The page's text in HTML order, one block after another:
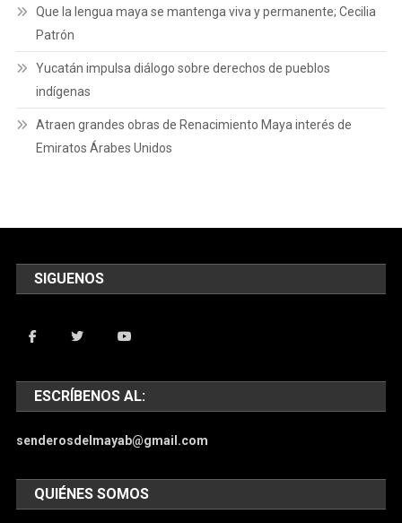
Que la lengua maya se mantenga viva y permanente; Cecilia
Patrón
Yucatán impulsa diálogo sobre derechos de pueblos
indígenas
Atraen grandes obras de Renacimiento Maya interés de
Emiratos Árabes Unidos
SIGUENOS
ESCRÍBENOS AL:
senderosdelmayab@gmail.com
QUIÉNES SOMOS